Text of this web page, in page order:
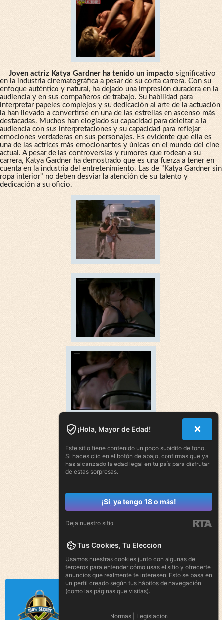
Joven actriz Katya Gardner ha tenido un impacto significativo
en la industria cinematográfica a pesar de su corta carrera. Con su
enfoque auténtico y natural, ha dejado una impresión duradera en la
audiencia y en sus compañeros de trabajo. Su habilidad para
interpretar papeles complejos y su dedicación al arte de la actuación
la han llevado a convertirse en una de las estrellas en ascenso más
destacadas. Muchos han elogiado su capacidad para deleitar a la
audiencia con sus interpretaciones y su capacidad para reflejar
emociones verdaderas en sus personajes. Es evidente que ella es
una de las actrices más emocionantes y únicas en el mundo del cine
actual. A pesar de las controversias y rumores que rodean a su
carrera, Katya Gardner ha demostrado que es una fuerza a tener en
cuenta en la industria del entretenimiento. Las de "Katya Gardner sin
ropa interior" no deben desviar la atención de su talento y
dedicación a su oficio.
¡Hola, Mayor de Edad!
Este sitio tiene contenido un poco subidito de tono.
Si haces clic en el botón de abajo, confirmas que ya
has alcanzado la edad legal en tu país para disfrutar
de estas sorpresas.
¡Sí, ya tengo 18 o más!
Deja nuestro sitio
Tus Cookies, Tu Elección
Usamos nuestras cookies junto con algunas de
terceros para entender cómo usas el sitio y ofrecerte
anuncios que realmente te interesen. Esto se basa en
un perfil creado según tus hábitos de navegación
(como las páginas que visitas).
Normas| Legislacion